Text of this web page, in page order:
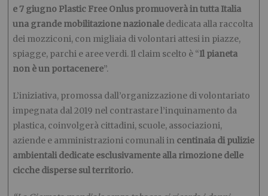
e 7 giugno Plastic Free Onlus promuoverà in tutta Italia
una grande mobilitazione nazionale dedicata alla raccolta
dei mozziconi, con migliaia di volontari attesi in piazze,
spiagge, parchi e aree verdi. Il claim scelto è “Il pianeta
non è un portacenere”.
L’iniziativa, promossa dall’organizzazione di volontariato
impegnata dal 2019 nel contrastare l’inquinamento da
plastica, coinvolgerà cittadini, scuole, associazioni,
aziende e amministrazioni comunali in centinaia di pulizie
ambientali dedicate esclusivamente alla rimozione delle
cicche disperse sul territorio.